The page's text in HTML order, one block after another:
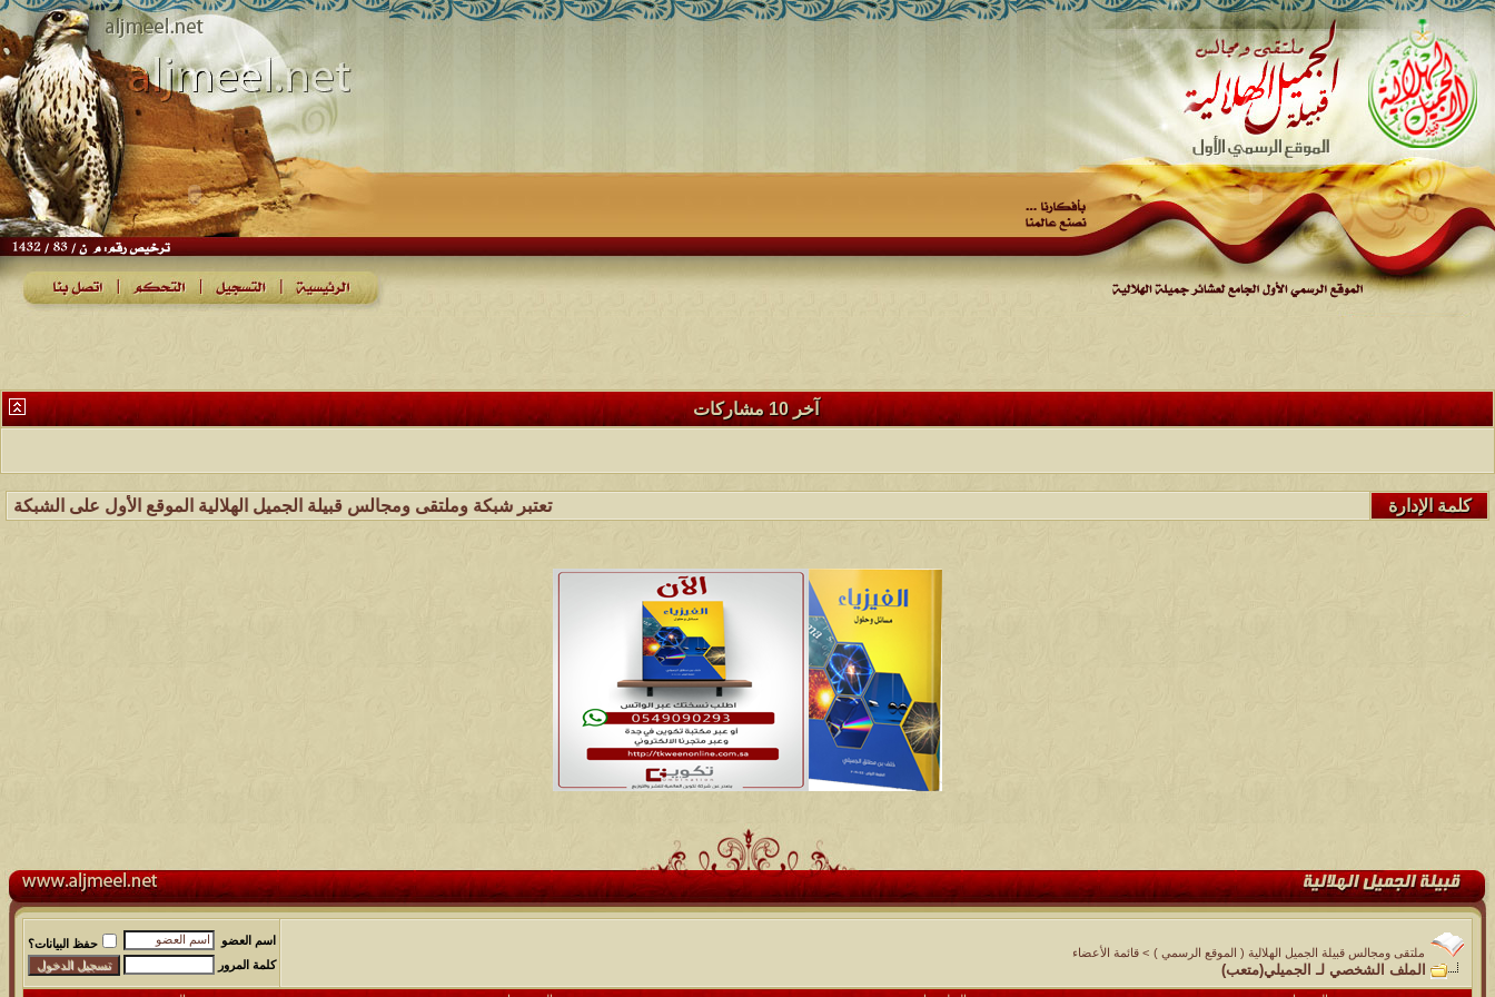
آخر 10 مشاركات
تعتبر شبكة وملتقى ومجالس قبيلة الجميل الهلالية الموقع الأول على الشبكة العنكبوتية كلمة الإدارة
ملتقى ومجالس قبيلة الجميل الهلالية ( الموقع الرسمي ) > قائمة الأعضاء
الملف الشخصي لـ الجميلي(متعب)
اسم العضو
حفظ البيانات؟
كلمة المرور